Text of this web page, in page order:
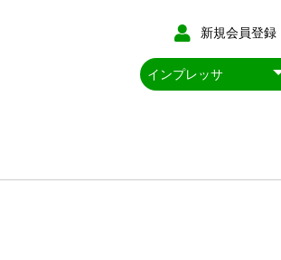
新規会員登録